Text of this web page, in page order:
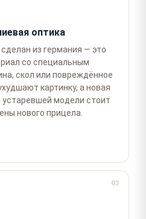
оптика
из германия — это
со специальным
скол или повреждённое
картинку, а новая
устаревшей модели стоит
нового прицела.
03